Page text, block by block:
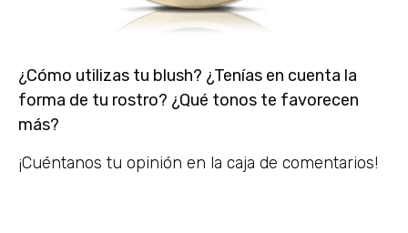
¿Cómo utilizas tu blush? ¿Tenías en cuenta la
forma de tu rostro? ¿Qué tonos te favorecen
más?
¡Cuéntanos tu opinión en la caja de comentarios!